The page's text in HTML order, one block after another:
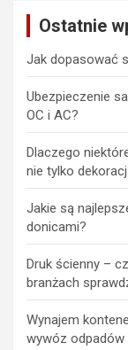
Ostatnie
Jak dopasować
Ubezpieczenie
OC i AC?
Dlaczego
nie tylko
Jakie są
donicami?
Druk ścienny –
branżach
Wynajem
wywóz odpadów